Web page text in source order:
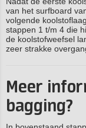
van het surfboard
volgende
stappen 1 t/m 4 die
de koolstofweefsel
zeer strakke
Meer
bagging?